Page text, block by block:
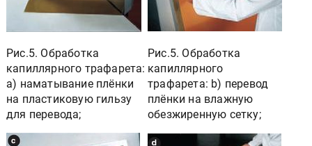
Рис.5. Обработка
капиллярного трафарета:
а) наматывание плёнки
на пластиковую гильзу
для перевода;
Рис.5. Обработка
капиллярного
трафарета: b) перевод
плёнки на влажную
обезжиренную сетку;